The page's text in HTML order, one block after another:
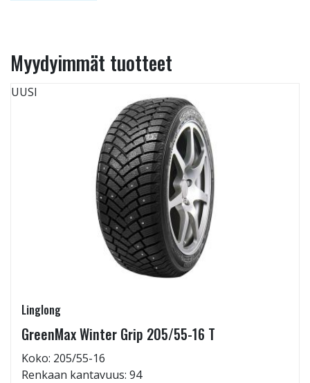
Myydyimmät tuotteet
UUSI
Linglong
GreenMax Winter Grip 205/55-16 T
Koko: 205/55-16
Renkaan kantavuus: 94